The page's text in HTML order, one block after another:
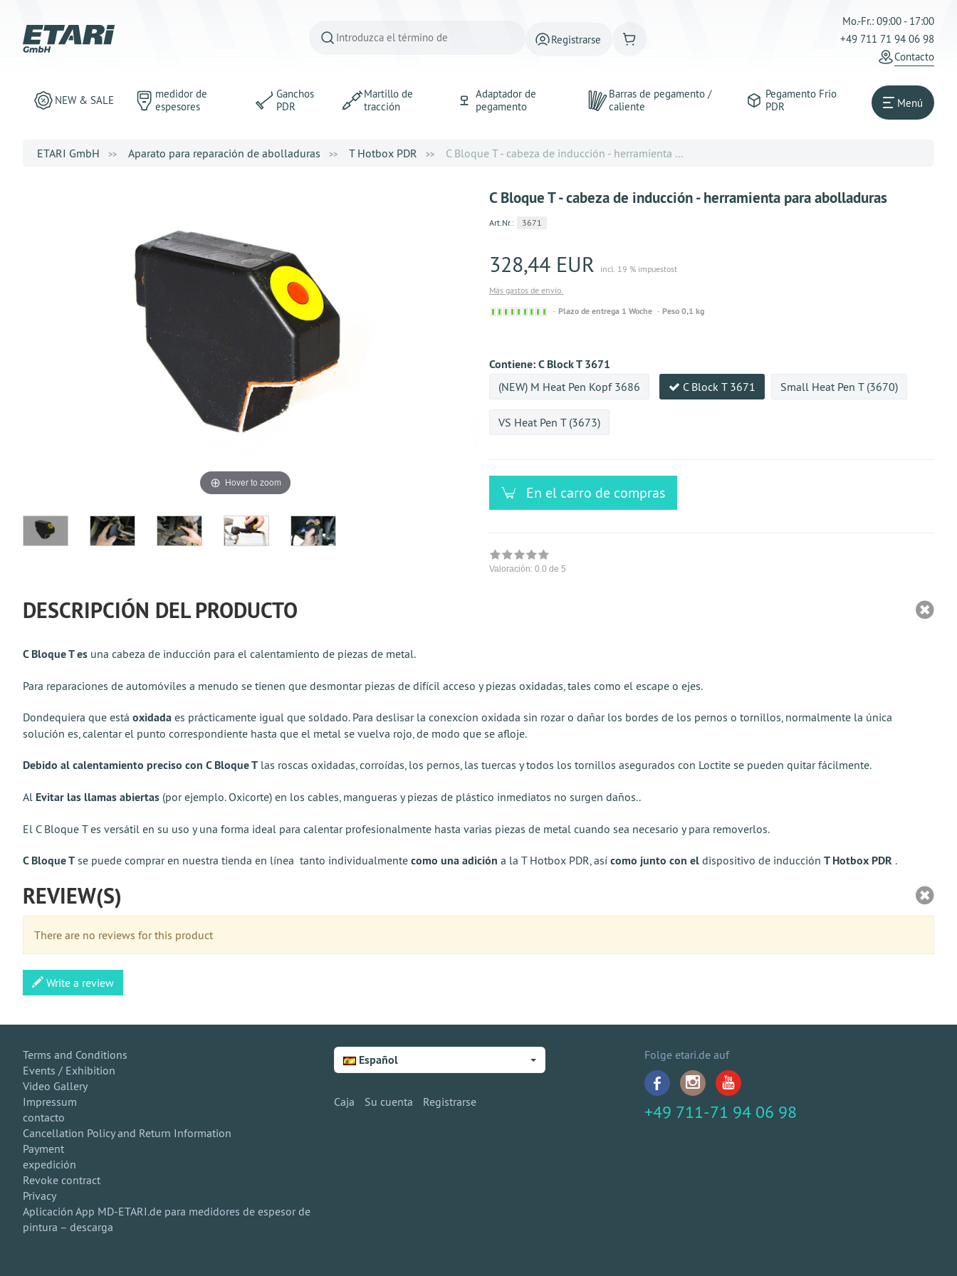
Registrarse
Mo.-Fr.: 09:00 - 17:00
+49 711 71 94 06 98
Contacto
NEW & SALE
medidor de
espesores
Ganchos
PDR
Martillo de
tracción
Adaptador de
pegamento
Barras de pegamento /
caliente
Pegamento Frio
PDR
Menú
ETARI GmbH Aparato para reparación de abolladuras T Hotbox PDR C Bloque T - cabeza de inducción - herramienta ...
Hover to zoom
C Bloque T - cabeza de inducción - herramienta para abolladuras
Art.Nr.: 3671
328,44 EUR
incl. 19 % impuestost
Más gastos de envío.
Sofort
Plazo de entrega 1 Woche Peso 0,1 kg
Contiene:C Block T 3671
(NEW) M Heat Pen Kopf 3686 C Block T 3671 Small Heat Pen T (3670)
VS Heat Pen T (3673)
En el carro de compras
Valoración: 0.0 de 5
DESCRIPCIÓN DEL PRODUCTO
C Bloque T es una cabeza de inducción para el calentamiento de piezas de metal.
Para reparaciones de automóviles a menudo se tienen que desmontar piezas de difícil acceso y piezas oxidadas, tales como el escape o ejes.
Dondequiera que está oxidada es prácticamente igual que soldado. Para deslisar la conexcion oxidada sin rozar o dañar los bordes de los pernos o tornillos, normalmente la única
solución es, calentar el punto correspondiente hasta que el metal se vuelva rojo, de modo que se afloje.
Debido al calentamiento preciso con C Bloque T las roscas oxidadas, corroídas, los pernos, las tuercas y todos los tornillos asegurados con Loctite se pueden quitar fácilmente.
Al Evitar las llamas abiertas (por ejemplo. Oxicorte) en los cables, mangueras y piezas de plástico inmediatos no surgen daños..
El C Bloque T es versátil en su uso y una forma ideal para calentar profesionalmente hasta varias piezas de metal cuando sea necesario y para removerlos.
C Bloque T se puede comprar en nuestra tienda en línea tanto individualmente como una adición a la T Hotbox PDR, así como junto con el dispositivo de inducción T Hotbox PDR .
REVIEW(S)
There are no reviews for this product
Write a review
Terms and Conditions
Events / Exhibition
Video Gallery
Impressum
contacto
Cancellation Policy and Return Information
Payment
expedición
Revoke contract
Privacy
Aplicación App MD-ETARI.de para medidores de espesor de
pintura – descarga
Español
Caja Su cuenta Registrarse
Folge etari.de auf
+49 711-71 94 06 98